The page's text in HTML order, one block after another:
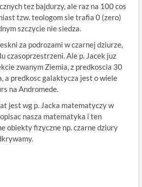
tez bajdurzy, ale raz na 100 cos
tzw. teologom sie trafia 0 (zero)
szczycie nie siedza.
za podrozami w czarnej dziurze,
czasoprzestrzeni. Ale p. Jacek juz
zwanym Ziemia, z predkoscia 30
a predkosc galaktycza jest o wiele
na Andromede.
jest wg p. Jacka matematyczy w
nasza matematyka i ten
obiekty fizyczne np. czarne dziury